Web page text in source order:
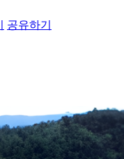
공유하기